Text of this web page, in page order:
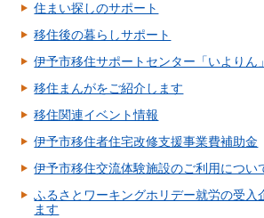
住まい探しのサポート
移住後の暮らしサポート
伊予市移住サポートセンター「いよりん
移住まんがをご紹介します
移住関連イベント情報
伊予市移住者住宅改修支援事業費補助金
伊予市移住交流体験施設のご利用につい
ふるさとワーキングホリデー就労の受入
ます